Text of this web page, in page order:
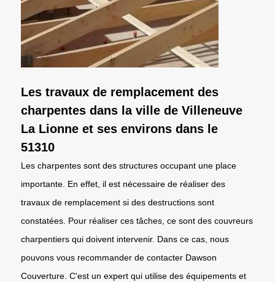
Les travaux de remplacement des
charpentes dans la ville de Villeneuve
La Lionne et ses environs dans le
51310
Les charpentes sont des structures occupant une place
importante. En effet, il est nécessaire de réaliser des
travaux de remplacement si des destructions sont
constatées. Pour réaliser ces tâches, ce sont des couvreurs
charpentiers qui doivent intervenir. Dans ce cas, nous
pouvons vous recommander de contacter Dawson
Couverture. C'est un expert qui utilise des équipements et